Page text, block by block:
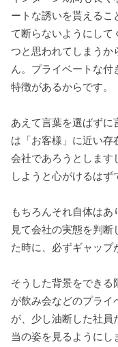
ートな誘いを貰えるこ
て断らないようにして
つと思われてしまうか
ん。プライベートな
特徴があるからです。
あえて言葉を選ばずに
は「お客様」に近い存
会社であろうとします
しようと心がけるはず
もちろんそれ自体は
見て会社の実態を判
た時に、必ずギャップ
そうした背景をできる
が飲み会などのプライ
が、少し油断した社員
当の姿を見るようにし